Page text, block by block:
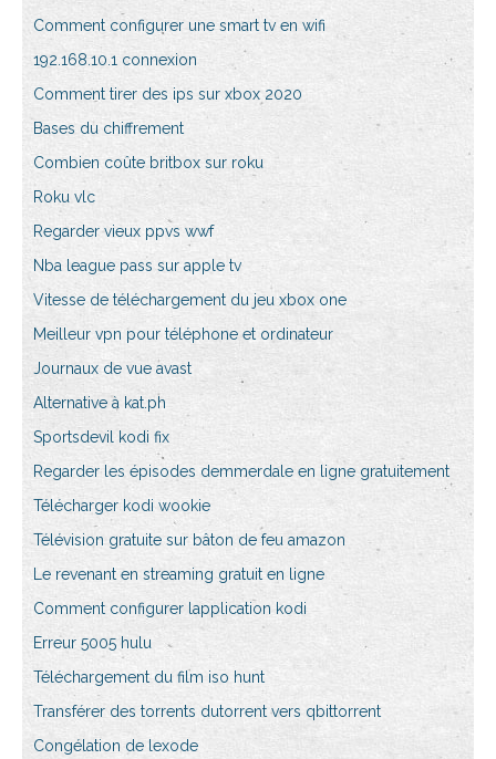
Comment configurer une smart tv en wifi
192.168.10.1 connexion
Comment tirer des ips sur xbox 2020
Bases du chiffrement
Combien coûte britbox sur roku
Roku vlc
Regarder vieux ppvs wwf
Nba league pass sur apple tv
Vitesse de téléchargement du jeu xbox one
Meilleur vpn pour téléphone et ordinateur
Journaux de vue avast
Alternative à kat.ph
Sportsdevil kodi fix
Regarder les épisodes demmerdale en ligne gratuitement
Télécharger kodi wookie
Télévision gratuite sur bâton de feu amazon
Le revenant en streaming gratuit en ligne
Comment configurer lapplication kodi
Erreur 5005 hulu
Téléchargement du film iso hunt
Transférer des torrents dutorrent vers qbittorrent
Congélation de lexode